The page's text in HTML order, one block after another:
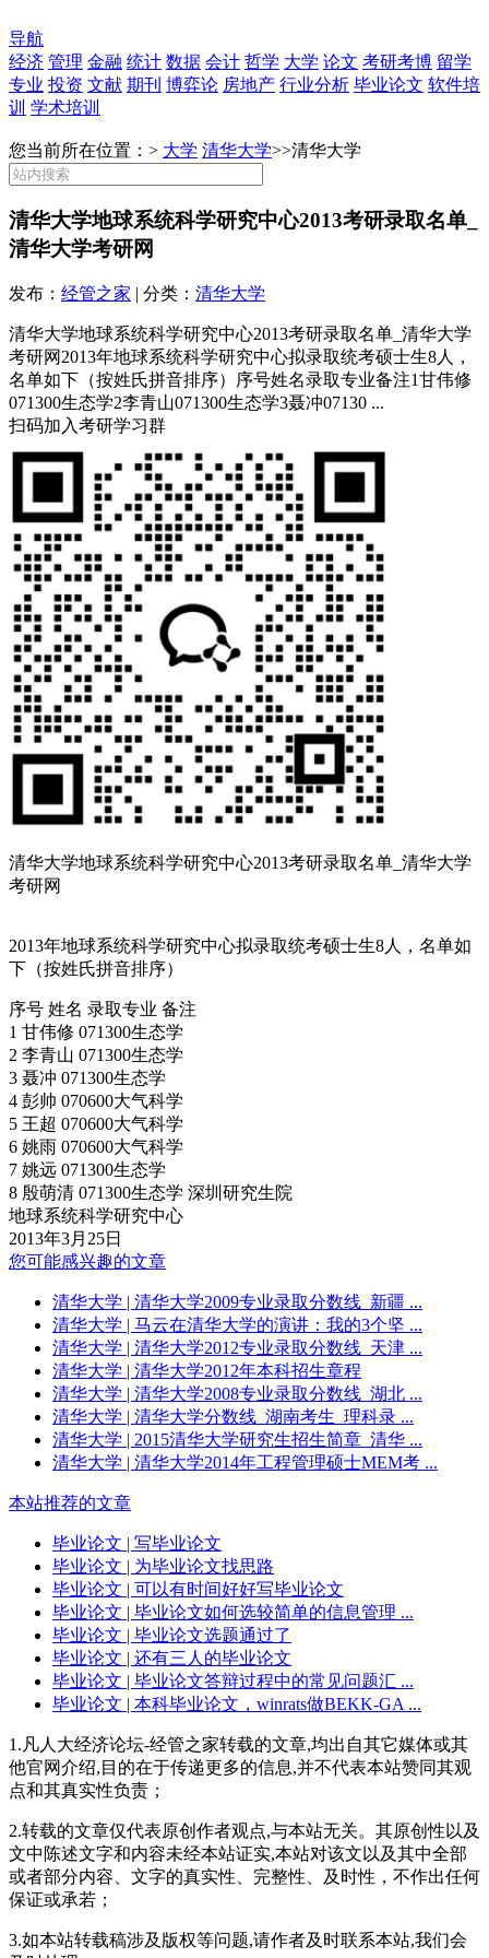
导航
经济 管理 金融 统计 数据 会计 哲学 大学 论文 考研考博 留学
专业 投资 文献 期刊 博弈论 房地产 行业分析 毕业论文 软件培
训 学术培训
您当前所在位置：> 大学 清华大学>>清华大学
清华大学地球系统科学研究中心2013考研录取名单_
清华大学考研网
发布： 经管之家 | 分类： 清华大学
清华大学地球系统科学研究中心2013考研录取名单_清华大学
考研网2013年地球系统科学研究中心拟录取统考硕士生8人，
名单如下（按姓氏拼音排序）序号姓名录取专业备注1甘伟修
071300生态学2李青山071300生态学3聂冲07130 ...
扫码加入考研学习群
清华大学地球系统科学研究中心2013考研录取名单_清华大学
考研网
2013年地球系统科学研究中心拟录取统考硕士生8人，名单如
下（按姓氏拼音排序）
序号 姓名 录取专业 备注
1 甘伟修 071300生态学
2 李青山 071300生态学
3 聂冲 071300生态学
4 彭帅 070600大气科学
5 王超 070600大气科学
6 姚雨 070600大气科学
7 姚远 071300生态学
8 殷萌清 071300生态学 深圳研究生院
地球系统科学研究中心
2013年3月25日
您可能感兴趣的文章
清华大学 | 清华大学2009专业录取分数线_新疆 ...
清华大学 | 马云在清华大学的演讲：我的3个坚 ...
清华大学 | 清华大学2012专业录取分数线_天津 ...
清华大学 | 清华大学2012年本科招生章程
清华大学 | 清华大学2008专业录取分数线_湖北 ...
清华大学 | 清华大学分数线_湖南考生_理科录 ...
清华大学 | 2015清华大学研究生招生简章_清华 ...
清华大学 | 清华大学2014年工程管理硕士MEM考 ...
本站推荐的文章
毕业论文 | 写毕业论文
毕业论文 | 为毕业论文找思路
毕业论文 | 可以有时间好好写毕业论文
毕业论文 | 毕业论文如何选较简单的信息管理 ...
毕业论文 | 毕业论文选题通过了
毕业论文 | 还有三人的毕业论文
毕业论文 | 毕业论文答辩过程中的常见问题汇 ...
毕业论文 | 本科毕业论文，winrats做BEKK-GA ...
1.凡人大经济论坛-经管之家转载的文章,均出自其它媒体或其
他官网介绍,目的在于传递更多的信息,并不代表本站赞同其观
点和其真实性负责；
2.转载的文章仅代表原创作者观点,与本站无关。其原创性以及
文中陈述文字和内容未经本站证实,本站对该文以及其中全部
或者部分内容、文字的真实性、完整性、及时性，不作出任何
保证或承若；
3.如本站转载稿涉及版权等问题,请作者及时联系本站,我们会